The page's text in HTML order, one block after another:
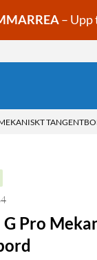
– Upp
G Pro